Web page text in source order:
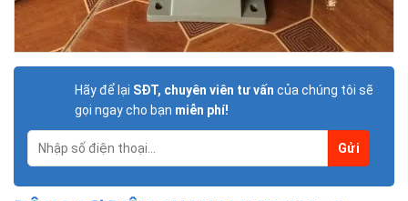
Hãy để lại SĐT, chuyên viên tư vấn của chúng tôi sẽ
gọi ngay cho bạn miễn phí!